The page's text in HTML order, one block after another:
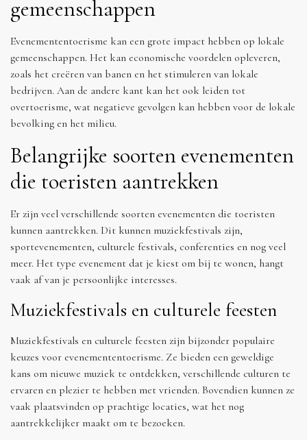
gemeenschappen
Evenemententoerisme kan een grote impact hebben op lokale
gemeenschappen. Het kan economische voordelen opleveren,
zoals het creëren van banen en het stimuleren van lokale
bedrijven. Aan de andere kant kan het ook leiden tot
overtoerisme, wat negatieve gevolgen kan hebben voor de lokale
bevolking en het milieu.
Belangrijke soorten evenementen
die toeristen aantrekken
Er zijn veel verschillende soorten evenementen die toeristen
kunnen aantrekken. Dit kunnen muziekfestivals zijn,
sportevenementen, culturele festivals, conferenties en nog veel
meer. Het type evenement dat je kiest om bij te wonen, hangt
vaak af van je persoonlijke interesses.
Muziekfestivals en culturele feesten
Muziekfestivals en culturele feesten zijn bijzonder populaire
keuzes voor evenemententoerisme. Ze bieden een geweldige
kans om nieuwe muziek te ontdekken, verschillende culturen te
ervaren en plezier te hebben met vrienden. Bovendien kunnen ze
vaak plaatsvinden op prachtige locaties, wat het nog
aantrekkelijker maakt om te bezoeken.